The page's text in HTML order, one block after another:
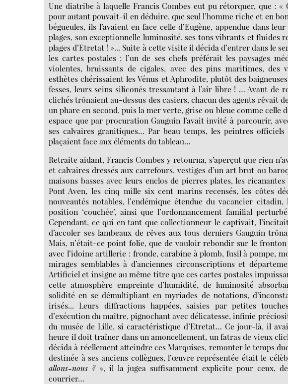
Une diatribe à laquelle Francis Combes eut pu rétorquer, que :
pour autant pouvait-il en déduire, que seul l’homme riche et en
bégueules, ils l’avaient en face celle d’Eugène, appendue dans
plages, son exceptionnelle luminosité, ses tons vibrants et
plages d’Etretat ! »... Suite à cette visite il décida d’entrer dans le
les cartes postales ; l’un de ses chefs préférait les paysages
violentes, bruissants de cigales, avec des pins maritimes, des
esthètes chérissaient les Vénus et Aphrodite, plutôt des
fesses, leurs seins siliconés tressautant à l’air libre ! … Avant de
clichés trônaient au-dessus des casiers, chacun des agents rêvait
un phare en second, puis la mer verte, grise ou bleue comme
espace que par procuration Gauguin l’avait invité à parcourir,
ses calvaires granitiques… Par beau temps, les peintres
plaçaient face aux éléments du tableau…
Retraite aidant, Francis Combes y retourna, s’aperçut que rien
et calvaires dressés aux carrefours, vestiges d’un art brut ou
maisons basses avec leurs enclos de pierres plates, les
Pont Aven, les cinq mille six cent marins recensés, les côtes
nouveautés notables, l’endémique étendue du vacancier
position ‘couchée’, ainsi que l’ordonnancement familial
Cependant, ce qui en tant que collectionneur le captivait,
d’accoler ses lambeaux de rêves aux tous derniers Gauguin
Mais, n’était-ce point folie, que de vouloir rebondir sur le fronton
avec l’idoine artillerie : fronde, carabine à plomb, fusil à pompe,
mirages semblables à d’anciennes circonscriptions et
Artificiel et insigne au même titre que ces cartes postales
cette atmosphère empreinte d’humidité, de luminosité
solidité en se démultipliant en myriades de notations,
irisés... Leurs diffractions happées, saisies par petites
d’exécution du maître, pignochant avec délicatesse, infinie
du musée de Lille, si caractéristique d’Etretat… Ce jour-là, il
heure il doit traîner dans un amoncellement, un fatras de vieux
décida à réellement atteindre ces Marquises, remonter le temps
destinée à ses anciens collègues, l’œuvre représentée était le
allons-nous ?», il la jugea suffisamment explicite pour ceux,
courrier…